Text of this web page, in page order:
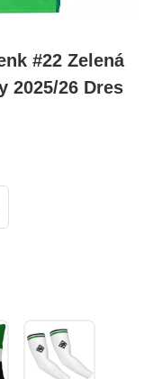
#22 Zelená
2025/26 Dres